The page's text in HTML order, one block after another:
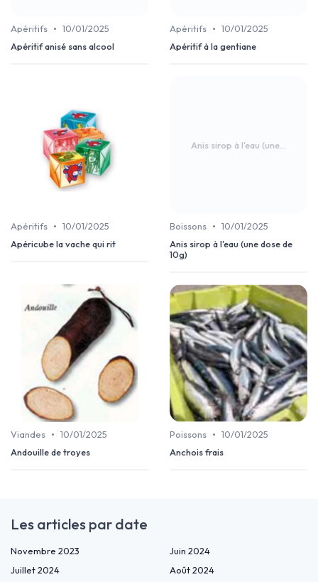
Apéritifs • 10/01/2025
Apéritif anisé sans alcool
Apéritifs • 10/01/2025
Apéritif à la gentiane
Apéritifs • 10/01/2025
Apéricube la vache qui rit
Anis sirop à l'eau (une...
Boissons • 10/01/2025
Anis sirop à l'eau (une dose de
10g)
Viandes • 10/01/2025
Andouille de troyes
Poissons • 10/01/2025
Anchois frais
Les articles par date
Novembre 2023
Juin 2024
Juillet 2024
Août 2024